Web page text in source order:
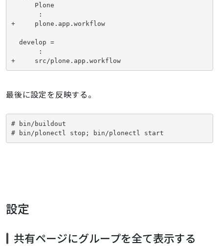
Plone
:
+     plone.app.workflow
develop =
:
+     src/plone.app.workflow
最後に設定を反映する。
# bin/buildout
# bin/plonectl stop; bin/plonectl start
設定
共有ページにグループを全て表示する